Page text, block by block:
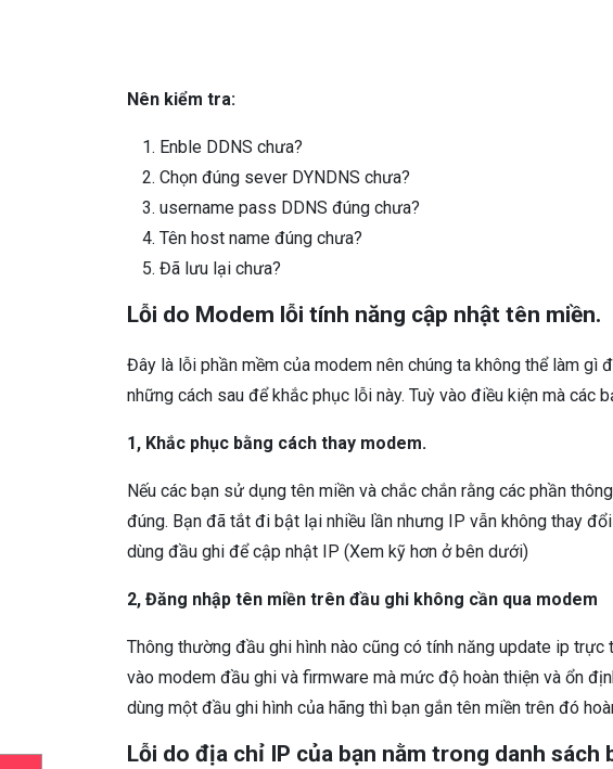
Nên kiểm tra:
Enble DDNS chưa?
Chọn đúng sever DYNDNS chưa?
username pass DDNS đúng chưa?
Tên host name đúng chưa?
Đã lưu lại chưa?
Lỗi do Modem lỗi tính năng cập nhật tên miền.
Đây là lỗi phần mềm của modem nên chúng ta không thể làm gì
những cách sau để khắc phục lỗi này. Tuỳ vào điều kiện mà các
1, Khắc phục bằng cách thay modem.
Nếu các bạn sử dụng tên miền và chắc chắn rằng các phần
đúng. Bạn đã tắt đi bật lại nhiều lần nhưng IP vẫn không thay
dùng đầu ghi để cập nhật IP (Xem kỹ hơn ở bên dưới)
2, Đăng nhập tên miền trên đầu ghi không cần qua modem
Thông thường đầu ghi hình nào cũng có tính năng update ip trực
vào modem đầu ghi và firmware mà mức độ hoàn thiện và ổn
dùng một đầu ghi hình của hãng thì bạn gắn tên miền trên đó
Lỗi do địa chỉ IP của bạn nằm trong danh